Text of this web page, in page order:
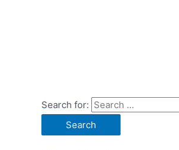
Search for: